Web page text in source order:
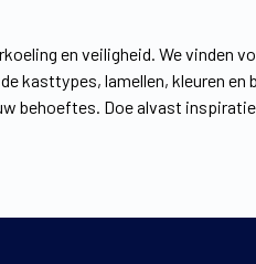
en veiligheid. We vinden
kasttypes, lamellen, kleuren
behoeftes. Doe alvast